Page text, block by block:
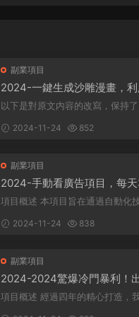
副業項目
2024-一鍵生成沙雕漫畫，利
軟件，一條視頻播放12W+，
以下是對原文内容的改寫，保持
述 在當...
2024-11-24 852
副業項目
2024-手動看廣告項目，每天
+
項目概述 本項目旨在通過自動化技
标。 課程内...
2024-11-24 838
副業項目
2024-2024驚爆冷門暴利！
高峰來襲，裏程積分，高爆發
項目概述 經過四年的精心打造，我們